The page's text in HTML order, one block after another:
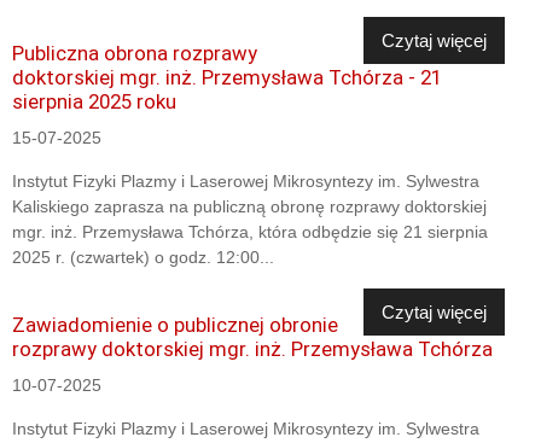
Czytaj więcej
Publiczna obrona rozprawy
doktorskiej mgr. inż. Przemysława Tchórza - 21
sierpnia 2025 roku
15-07-2025
Instytut Fizyki Plazmy i Laserowej Mikrosyntezy im. Sylwestra
Kaliskiego zaprasza na publiczną obronę rozprawy doktorskiej
mgr. inż. Przemysława Tchórza, która odbędzie się 21 sierpnia
2025 r. (czwartek) o godz. 12:00...
Czytaj więcej
Zawiadomienie o publicznej obronie
rozprawy doktorskiej mgr. inż. Przemysława Tchórza
10-07-2025
Instytut Fizyki Plazmy i Laserowej Mikrosyntezy im. Sylwestra